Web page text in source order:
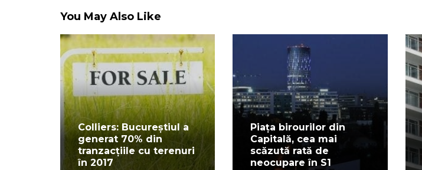
You May Also Like
Colliers: Bucureștiul a
generat 70% din
tranzacțiile cu terenuri
în 2017
Piața birourilor din
Capitală, cea mai
scăzută rată de
neocupare în S1